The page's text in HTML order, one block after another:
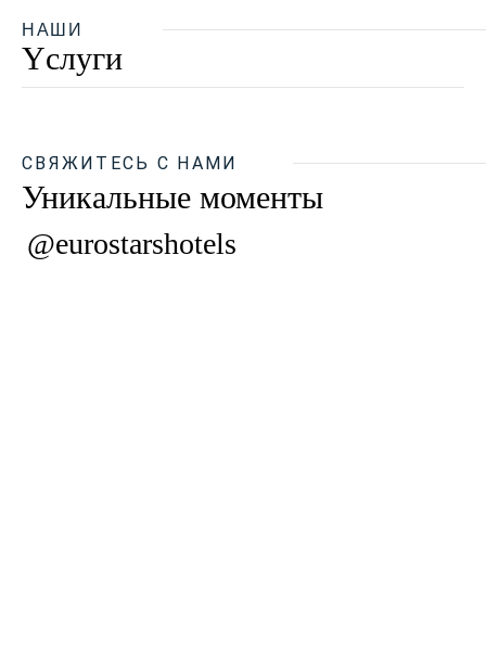
НАШИ
Yслуги
СВЯЖИТЕСЬ С НАМИ
Уникальные моменты
@eurostarshotels